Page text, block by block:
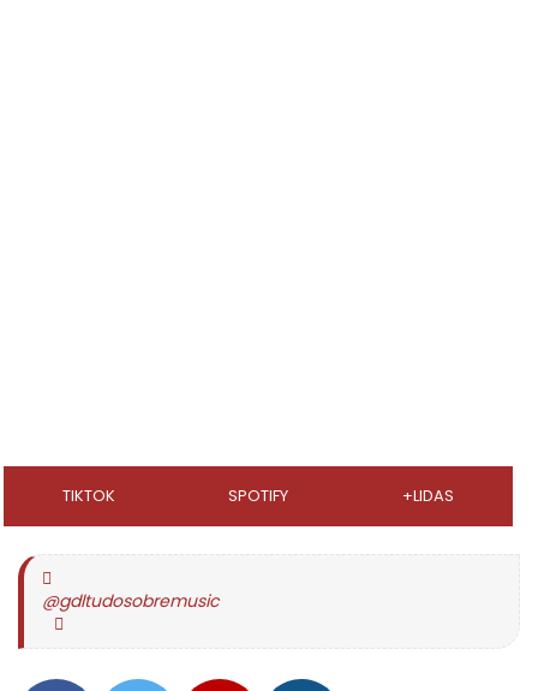
TIKTOK SPOTIFY +LIDAS
@gdltudosobremusic